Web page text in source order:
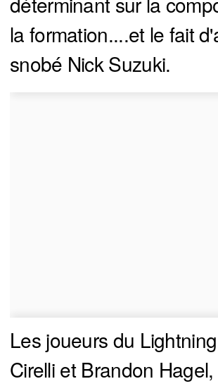
la formation....et le fait
snobé Nick Suzuki.
Les joueurs du
Cirelli et Brandon